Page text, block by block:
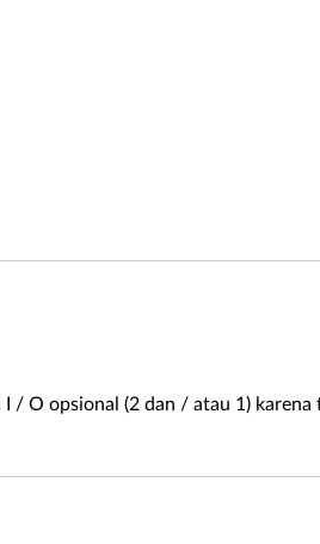
O opsional (2 dan / atau 1)